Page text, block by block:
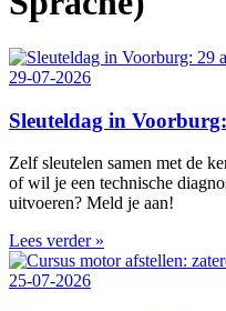
29-07-2026
Sleuteldag in
Zelf sleutelen samen met de
of wil je een technische
uitvoeren? Meld je aan!
Lees verder »
25-07-2026